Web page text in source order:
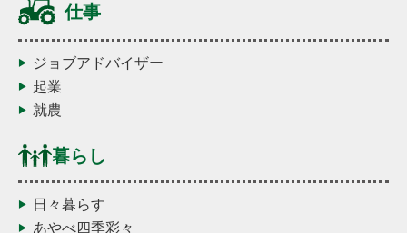
仕事
ジョブアドバイザー
起業
就農
暮らし
日々暮らす
あやべ四季彩々